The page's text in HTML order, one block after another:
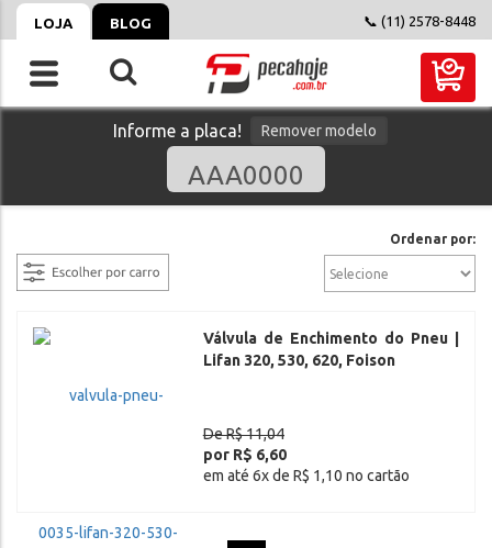
LOJA BLOG 📞 (11) 2578-8448
Informe a placa! Remover modelo
Ordenar por:
Válvula de Enchimento do Pneu |
Lifan 320, 530, 620, Foison
De R$ 11,04
por R$ 6,60
em até 6x de R$ 1,10 no cartão